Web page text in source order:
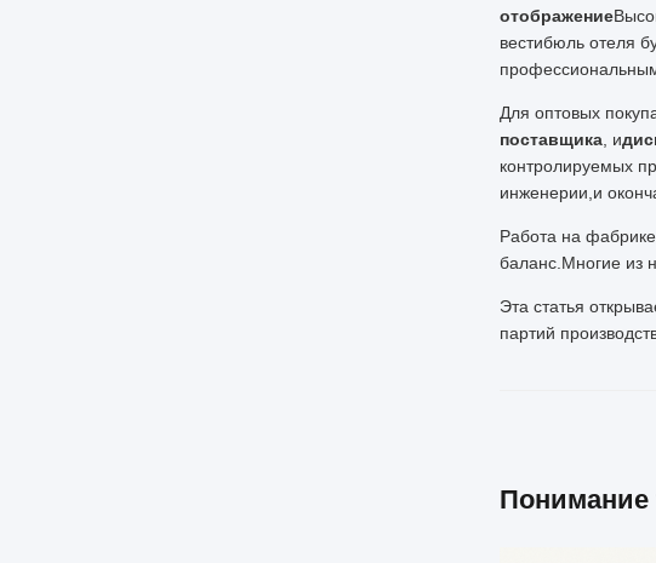
отображение
вестибюль отеля
Для оптовых
поставщика , и
контролируемых
инженерии,и
Работа на
баланс.Многие из
Эта статья
партий
Понимание